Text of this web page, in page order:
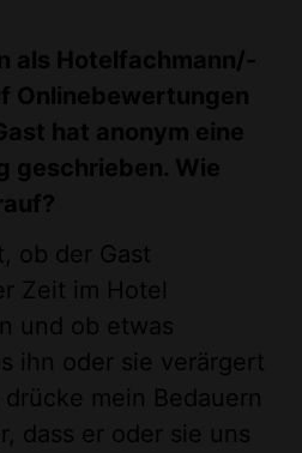
als Hotelfachmann/-
Onlinebewertungen
hat anonym eine
geschrieben. Wie
ob der Gast
Zeit im Hotel
und ob etwas
ihn oder sie verärgert
mein Bedauern
dass er oder sie uns